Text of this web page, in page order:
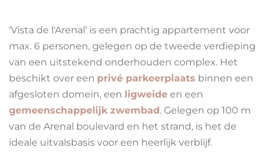
‘Vista de l'Arenal’ is een prachtig appartement voor
max. 6 personen, gelegen op de tweede verdieping
van een uitstekend onderhouden complex. Het
beschikt over een privé parkeerplaats binnen een
afgesloten domein, een ligweide en een
gemeenschappelijk zwembad . Gelegen op 100 m
van de Arenal boulevard en het strand, is het de
ideale uitvalsbasis voor een heerlijk verblijf.